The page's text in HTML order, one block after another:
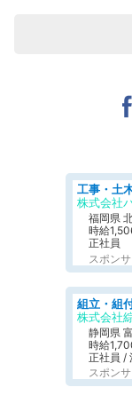
株式会社
福岡県
時給
正社員
スポン
株式会社
静岡県
時給
正社員 /
スポン